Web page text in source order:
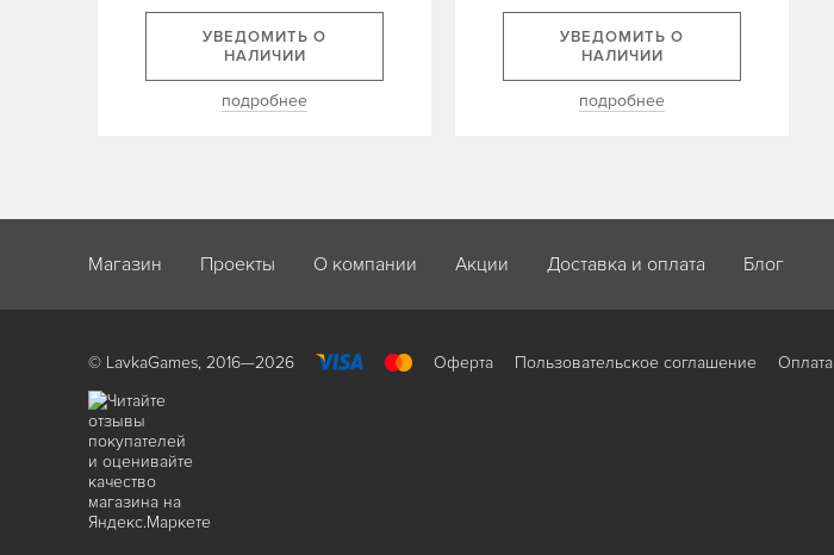
УВЕДОМИТЬ О
НАЛИЧИИ
подробнее
УВЕДОМИТЬ О
НАЛИЧИИ
подробнее
Магазин Проекты О компании Акции Доставка и оплата Блог
© LavkaGames, 2016—2026 Оферта Пользовательское соглашение Оплата